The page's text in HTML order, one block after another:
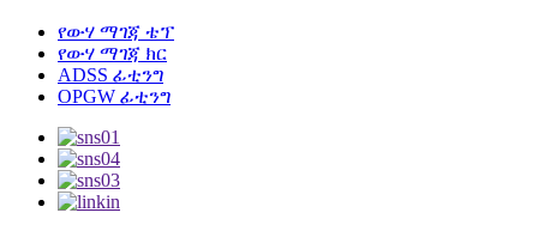
የውሃ ማገጃ ቴፕ
የውሃ ማገጃ ክር
ADSS ፊቲንግ
OPGW ፊቲንግ